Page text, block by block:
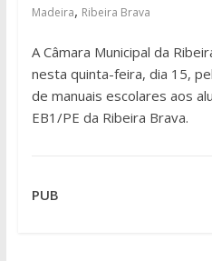
Madeira, Ribeira Brava
A Câmara Municipal da
nesta quinta-feira, dia 15,
de manuais escolares aos
EB1/PE da Ribeira Brava.
PUB